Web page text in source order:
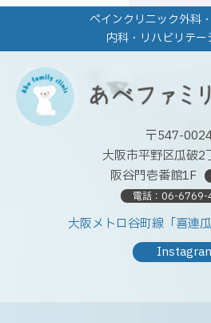
ペインクリニック外科
内科・リハビリテー
〒547-
大阪市平野区瓜破2
阪谷門壱番館1F
電話： 06-6769-
大阪メトロ谷町線「喜連